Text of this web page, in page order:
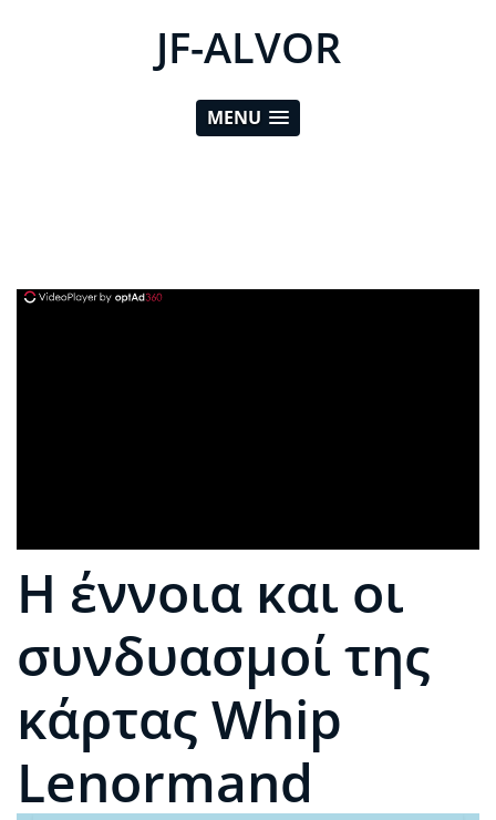
JF-ALVOR
MENU
Η έννοια και οι
συνδυασμοί της
κάρτας Whip
Lenormand